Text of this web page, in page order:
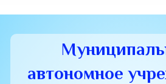
автономное